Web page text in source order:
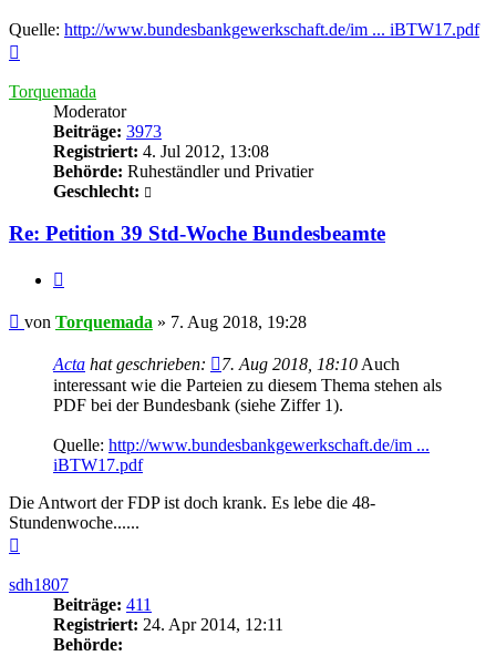
Quelle: http://www.bundesbankgewerkschaft.de/im ... iBTW17.pdf
Torquemada
Moderator
Beiträge: 3973
Registriert: 4. Jul 2012, 13:08
Behörde: Ruheständler und Privatier
Geschlecht:
Re: Petition 39 Std-Woche Bundesbeamte
Beitrag
von Torquemada » 7. Aug 2018, 19:28
Acta hat geschrieben: 7. Aug 2018, 18:10 Auch
interessant wie die Parteien zu diesem Thema stehen als
PDF bei der Bundesbank (siehe Ziffer 1).
Quelle: http://www.bundesbankgewerkschaft.de/im ...
iBTW17.pdf
Die Antwort der FDP ist doch krank. Es lebe die 48-
Stundenwoche......
sdh1807
Beiträge: 411
Registriert: 24. Apr 2014, 12:11
Behörde: